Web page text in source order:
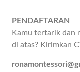
PENDAFTARAN
Kamu tertarik dan
di atas? Kirimkan